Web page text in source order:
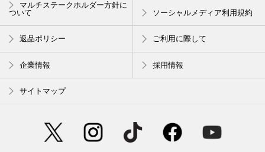
マルチステークホルダー方針に
ついて
ソーシャルメディア利用規約
返品ポリシー ご利用に際して
企業情報 採用情報
サイトマップ